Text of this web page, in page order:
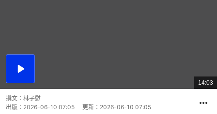
播
片
總
共
間
14:03
撰文： 林子慰
出版： 2026-06-10 07:05 更新： 2026-06-10 07:05